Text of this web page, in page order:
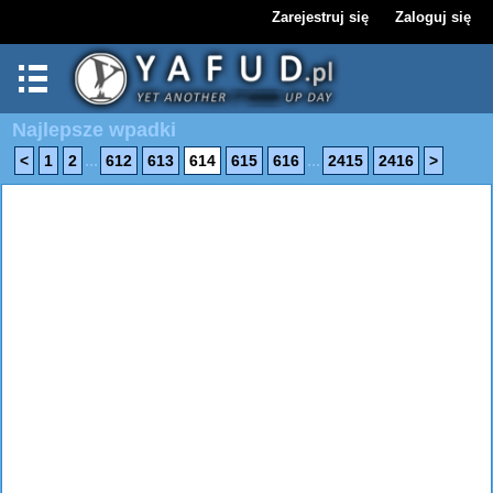
Zarejestruj się Zaloguj się
Najlepsze wpadki
< 1 2 ... 612 613 614 615 616 ... 2415 2416 >